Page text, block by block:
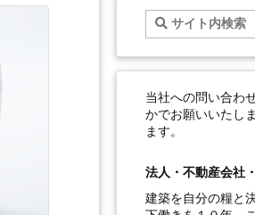
当社への問い合わ
かでお願いいたし
ます。
法人・不動産会社
建築を自分の糧と